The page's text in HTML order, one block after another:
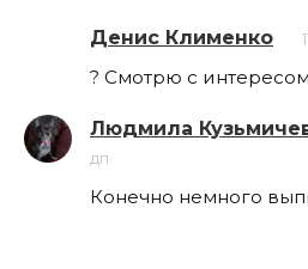
Денис Клименко
? Смотрю с интересом
Людмила
дп
Конечно немного